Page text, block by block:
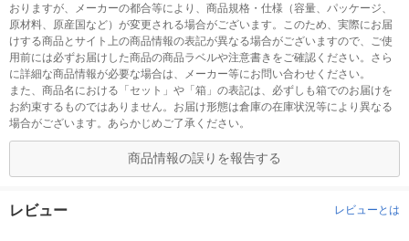
おりますが、メーカーの都合等により、商品規格・仕様（容量、パッケージ、
原材料、原産国など）が変更される場合がございます。このため、実際にお届
けする商品とサイト上の商品情報の表記が異なる場合がございますので、ご使
用前には必ずお届けした商品の商品ラベルや注意書きをご確認ください。さら
に詳細な商品情報が必要な場合は、メーカー等にお問い合わせください。
また、商品名における「セット」や「箱」の表記は、必ずしも箱でのお届けを
お約束するものではありません。お届け形態は倉庫の在庫状況等により異なる
場合がございます。あらかじめご了承ください。
商品情報の誤りを報告する
レビュー レビューとは